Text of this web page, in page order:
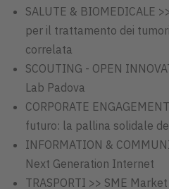
SALUTE & BIOMEDICALE
per il trattamento dei
correlata
SCOUTING - OPEN
Lab Padova
CORPORATE
futuro: la pallina solidale
INFORMATION &
Next Generation Internet
TRASPORTI >> SME